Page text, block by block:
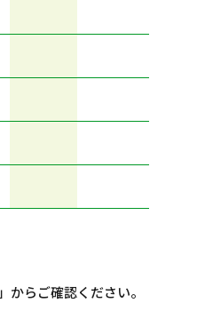
」からご確認ください。